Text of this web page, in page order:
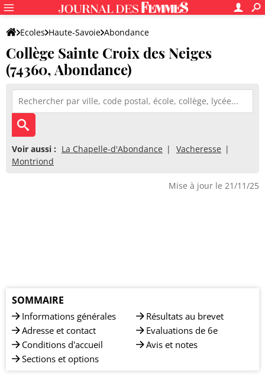
Ecoles Haute-Savoie Abondance
Collège Sainte Croix des Neiges
Collège Sainte Croix des Neiges
(74360, Abondance)
Voir aussi : La Chapelle-d'Abondance
Vacheresse
Montriond
Mise à jour le 21/11/25
SOMMAIRE
Informations générales
Adresse et contact
Conditions d'accueil
Sections et options
Résultats au brevet
Evaluations de 6e
Avis et notes